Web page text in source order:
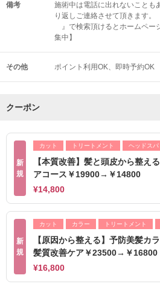
備考
施術中は電話に出れないことも
り返しご連絡させて頂きます
』で検索頂けるとホームペー
集中】
その他 ポイント利用OK 即時予約OK
クーポン
新
規
カット トリートメント ヘッドスパ
【本質改善】髪と頭皮から整え
アコース￥19900→￥14800
¥14,800
新
規
カット カラー トリートメント
【原因から整える】予防美髪カ
髪質改善ケア￥23500→￥16800
¥16,800